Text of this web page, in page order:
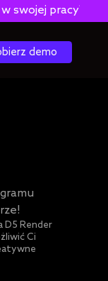
Darmowy e-
demo
D5 Render
Ci